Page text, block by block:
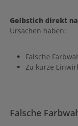
Gelbstich direkt
Ursachen haben:
Falsche
Zu kurze
Falsche